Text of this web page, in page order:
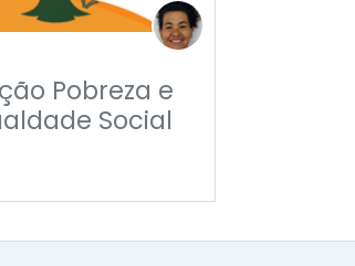
Pobreza e
Social